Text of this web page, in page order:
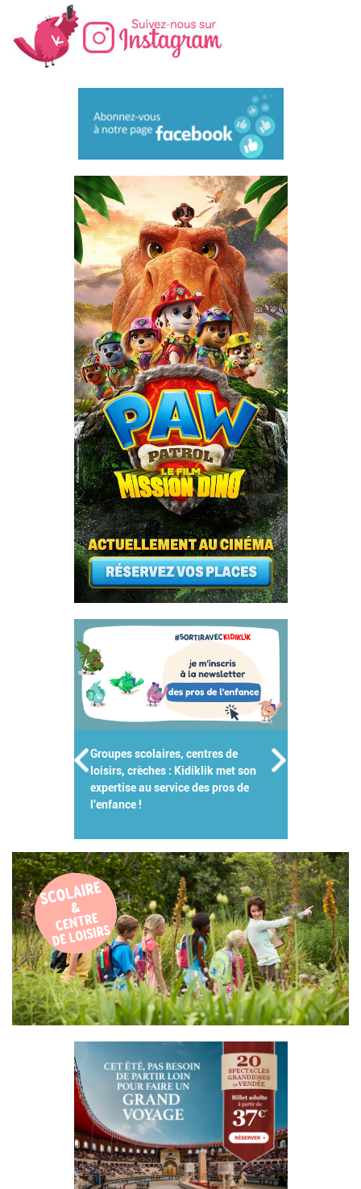
Groupes scolaires, centres de
loisirs, crèches : Kidiklik met son
expertise au service des pros de
l'enfance !